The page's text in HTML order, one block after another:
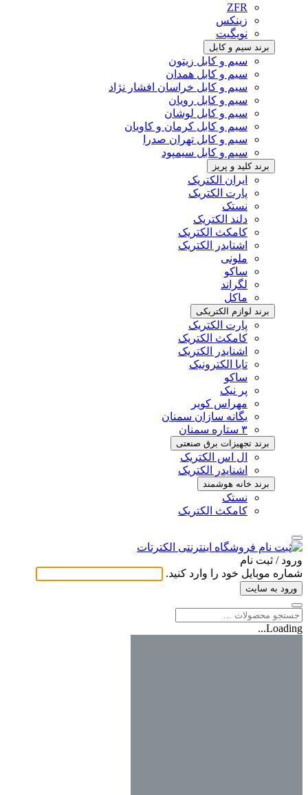
ZFR
زینکس
نویگیت
برند سیم و کابل
سیم و کابل زیتون
سیم و کابل همدان
سیم و کابل خراسان افشار نژاد
سیم و کابل رویان
سیم و کابل لوشان
سیم و کابل کرمان و کاویان
سیم و کابل تهران صدرا
سیم و کابل سیمپود
برند کلید و پریز
ایران الکتریک
پارت الکتریک
نستک
دلند الکتریک
کامکث الکتریک
اشنایدر الکتریک
ملونی
ساکو
لگراند
ماکل
برند لوازم الکتریکی
پارت الکتریک
کامکث الکتریک
اشنایدر الکتریک
تابا الکترونیک
ساکو
پر نیک
مهراس کویر
یگانه سازان سمنان
۳ ستاره سمنان
برند تجهیزات برق صنعتی
ال اس الکتریک
اشنایدر الکتریک
برند خانه هوشمند
نستک
کامکث الکتریک
ورود / ثبت ‌نام
شماره موبایل خود را وارد کنید.
ورود به سایت
Loading...